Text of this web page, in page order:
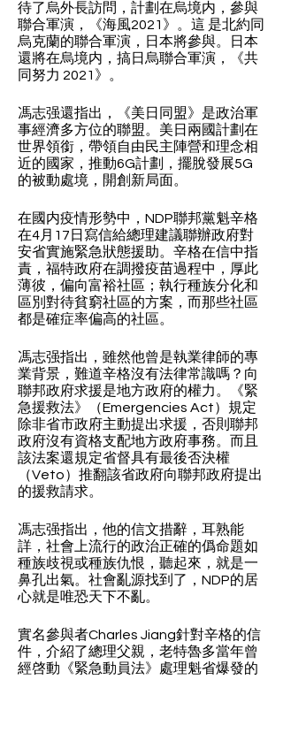
待了烏外長訪問，計劃在烏境内，參與
聯合軍演，《海風2021》。這 是北約同
烏克蘭的聯合軍演，日本將參與。日本
還將在烏境内，搞日烏聯合軍演，《共
同努力 2021》。
馮志强還指出，《美日同盟》是政治軍
事經濟多方位的聯盟。美日兩國計劃在
世界領銜，帶領自由民主陣營和理念相
近的國家，推動6G計劃，擺脫發展5G
的被動處境，開創新局面。
在國内疫情形勢中，NDP聯邦黨魁辛格
在4月17日寫信給總理建議聯辦政府對
安省實施緊急狀態援助。辛格在信中指
責，福特政府在調撥疫苗過程中，厚此
薄彼，偏向富裕社區；執行種族分化和
區別對待貧窮社區的方案，而那些社區
都是確症率偏高的社區。
馮志强指出，雖然他曾是執業律師的專
業背景，難道辛格沒有法律常識嗎？向
聯邦政府求援是地方政府的權力。《緊
急援救法》（Emergencies Act）規定
除非省市政府主動提出求援，否則聯邦
政府沒有資格支配地方政府事務。而且
該法案還規定省督具有最後否決權
（Veto）推翻該省政府向聯邦政府提出
的援救請求。
馮志强指出，他的信文措辭，耳熟能
詳，社會上流行的政治正確的僞命題如
種族歧視或種族仇恨，聽起來，就是一
鼻孔出氣。社會亂源找到了，NDP的居
心就是唯恐天下不亂。
實名參與者Charles Jiang針對辛格的信
件，介紹了總理父親，老特魯多當年曾
經啓動《緊急動員法》處理魁省爆發的